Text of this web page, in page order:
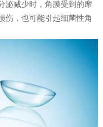
泌减少时，角膜受到的摩
伤，也可能引起细菌性角